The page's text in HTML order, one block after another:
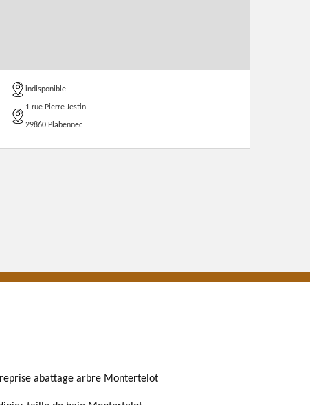
indisponible
1 rue Pierre Jestin
29860 Plabennec
abattage arbre Montertelot